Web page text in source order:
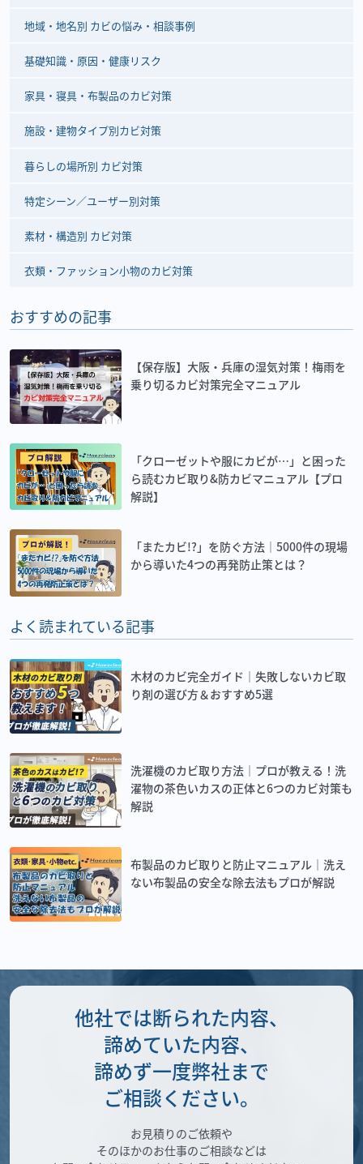
地域・地名別 カビの悩み・相談事例
基礎知識・原因・健康リスク
家具・寝具・布製品のカビ対策
施設・建物タイプ別カビ対策
暮らしの場所別 カビ対策
特定シーン／ユーザー別対策
素材・構造別 カビ対策
衣類・ファッション小物のカビ対策
おすすめの記事
【保存版】大阪・兵庫の湿気対策！梅雨を
乗り切るカビ対策完全マニュアル
「クローゼットや服にカビが…」と困った
ら読むカビ取り&防カビマニュアル【プロ
解説】
「またカビ!?」を防ぐ方法｜5000件の現場
から導いた4つの再発防止策とは？
よく読まれている記事
木材のカビ完全ガイド｜失敗しないカビ取
り剤の選び方＆おすすめ5選
洗濯機のカビ取り方法｜プロが教える！洗
濯物の茶色いカスの正体と6つのカビ対策も
解説
布製品のカビ取りと防止マニュアル｜洗え
ない布製品の安全な除去法もプロが解説
他社では断られた内容、
諦めていた内容、
諦めず一度弊社まで
ご相談ください。
お見積りのご依頼や
そのほかのお仕事のご相談などは